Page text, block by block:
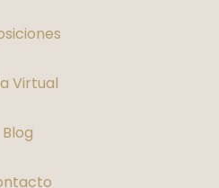
Virtual
Blog